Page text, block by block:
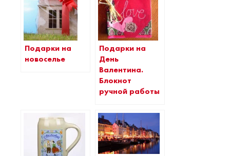
Подарки на
новоселье
Подарки на
День
Валентина.
Блокнот
ручной работы